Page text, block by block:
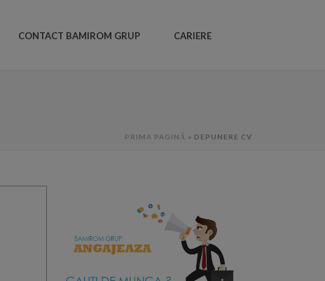
CONTACT BAMIROM GRUP CARIERE
PRIMA PAGINĂ » DEPUNERE CV